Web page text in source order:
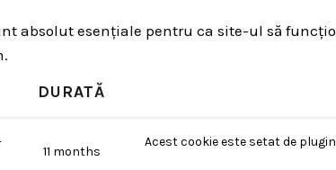
absolut esențiale pentru ca site-ul să
DURATĂ
11 months
Acest cookie este setat de